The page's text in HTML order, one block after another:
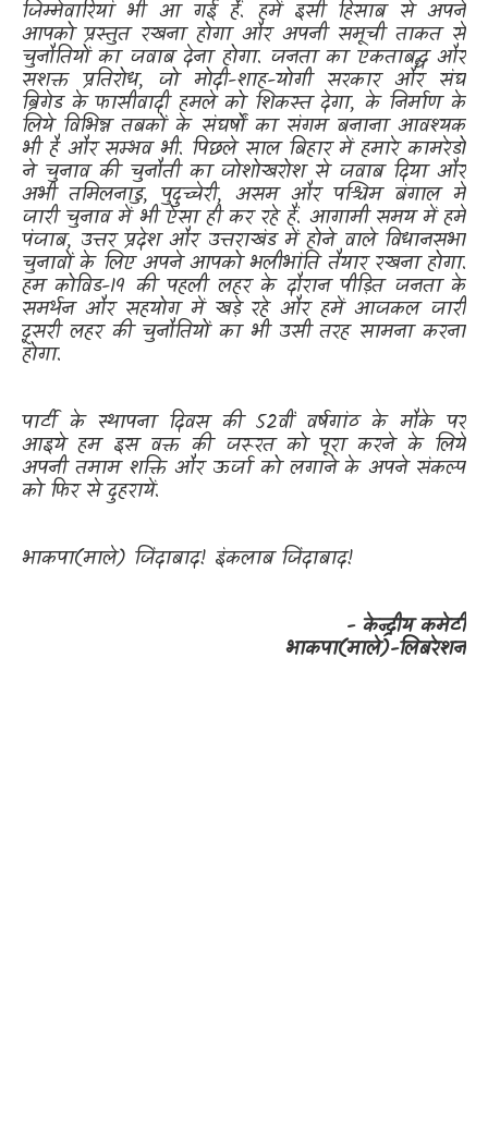
जिम्मेवारियां भी आ गई हैं. हमें इसी हिसाब से अपने
आपको प्रस्तुत रखना होगा और अपनी समूची ताकत से
चुनौतियों का जवाब देना होगा. जनता का एकताबद्ध और
सशक्त प्रतिरोध, जो मोदी-शाह-योगी सरकार और संघ
ब्रिगेड के फासीवादी हमले को शिकस्त देगा, के निर्माण के
लिये विभिन्न तबकों के संघर्षों का संगम बनाना आवश्यक
भी है और सम्भव भी. पिछले साल बिहार में हमारे कामरेडों
ने चुनाव की चुनौती का जोशोखरोश से जवाब दिया और
अभी तमिलनाडु,पुदुच्चेरी, असम और पश्चिम बंगाल में
जारी चुनाव में भी ऐसा ही कर रहे हैं. आगामी समय में हमें
पंजाब, उत्तर प्रदेश और उत्तराखंड में होने वाले विधानसभा
चुनावों के लिए अपने आपको भलीभांति तैयार रखना होगा.
हम कोविड-19 की पहली लहर के दौरान पीड़ित जनता के
समर्थन और सहयोग में खड़े रहे और हमें आजकल जारी
दूसरी लहर की चुनौतियों का भी उसी तरह सामना करना
होगा.
पार्टी के स्थापना दिवस की 52वीं वर्षगांठ के मौके पर
आइये हम इस वक्त की जरूरत को पूरा करने के लिये
अपनी तमाम शक्ति और ऊर्जा को लगाने के अपने संकल्प
को फिर से दुहरायें.
भाकपा(माले) जिंदाबाद! इंकलाब जिंदाबाद!
- केन्द्रीय कमेटी
भाकपा(माले)-लिबरेशन